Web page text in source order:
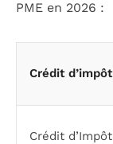
PME en 2026 :
Crédit d’impôt
Crédit d’Impôt